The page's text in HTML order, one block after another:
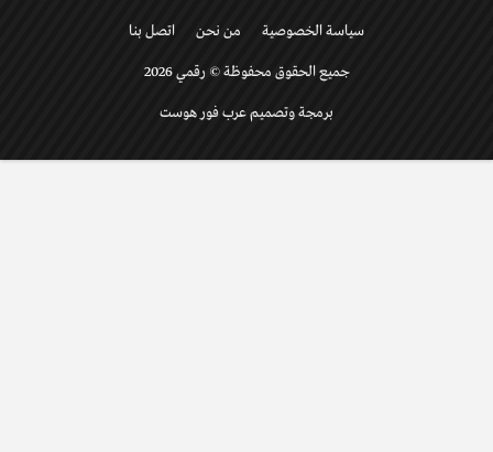
سياسة الخصوصية من نحن اتصل بنا
جميع الحقوق محفوظة © رقمي 2026
برمجة وتصميم عرب فور هوست